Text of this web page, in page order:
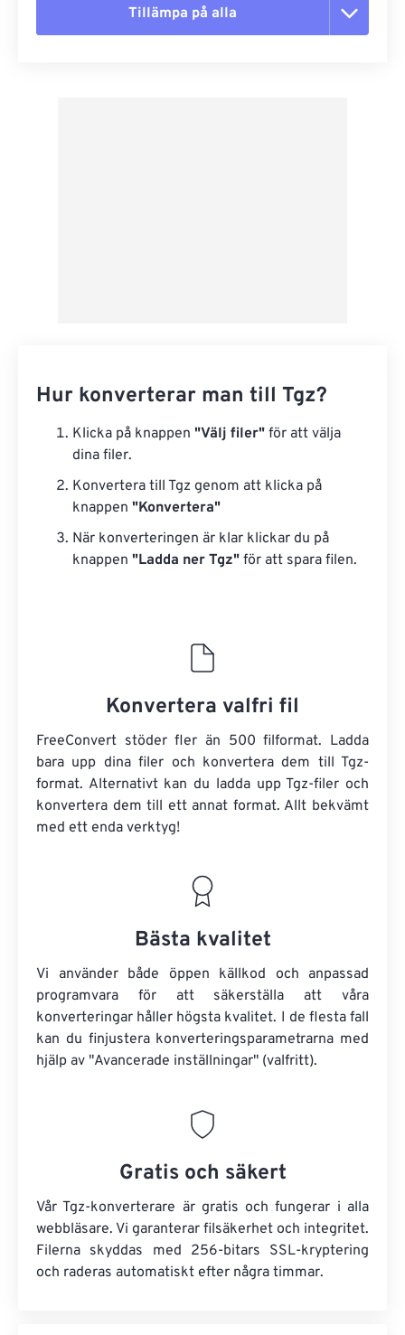
Tillämpa på alla
Hur konverterar man till Tgz?
Klicka på knappen "Välj filer" för att välja
dina filer.
Konvertera till Tgz genom att klicka på
knappen "Konvertera"
När konverteringen är klar klickar du på
knappen "Ladda ner Tgz" för att spara filen.
Konvertera valfri fil
FreeConvert stöder fler än 500 filformat. Ladda
bara upp dina filer och konvertera dem till Tgz-
format. Alternativt kan du ladda upp Tgz-filer och
konvertera dem till ett annat format. Allt bekvämt
med ett enda verktyg!
Bästa kvalitet
Vi använder både öppen källkod och anpassad
programvara för att säkerställa att våra
konverteringar håller högsta kvalitet. I de flesta fall
kan du finjustera konverteringsparametrarna med
hjälp av "Avancerade inställningar" (valfritt).
Gratis och säkert
Vår Tgz-konverterare är gratis och fungerar i alla
webbläsare. Vi garanterar filsäkerhet och integritet.
Filerna skyddas med 256-bitars SSL-kryptering
och raderas automatiskt efter några timmar.